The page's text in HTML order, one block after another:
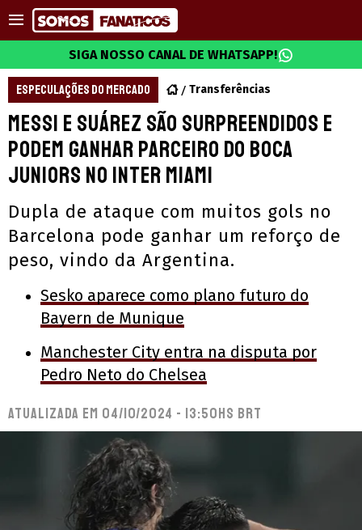
SIGA NOSSO CANAL DE WHATSAPP!
ESPECULAÇÕES DO MERCADO Transferências
Messi e Suárez são surpreendidos e
podem ganhar parceiro do Boca
Juniors no Inter Miami
Dupla de ataque com muitos gols no
Barcelona pode ganhar um reforço de
peso, vindo da Argentina.
Sesko aparece como plano futuro do
Bayern de Munique
Manchester City entra na disputa por
Pedro Neto do Chelsea
Atualizada em 04/10/2024 - 13:50hs BRT